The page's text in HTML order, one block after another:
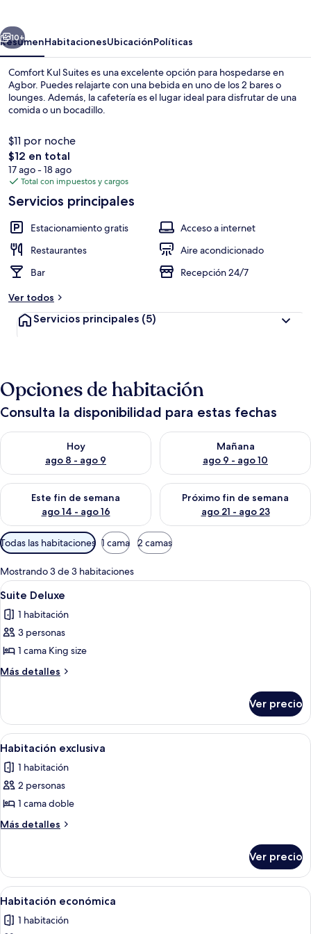
Siguiente
10+
ResumenHabitacionesUbicaciónPolíticas
Comfort Kul Suites es una excelente opción para hospedarse en
Agbor. Puedes relajarte con una bebida en uno de los 2 bares o
lounges. Además, la cafetería es el lugar ideal para disfrutar de una
comida o un bocadillo.
$11 por noche
El
precio
total
de
$12 en total
17 ago - 18 ago
Total con impuestos y cargos
Servicios principales
Estacionamiento gratis
Acceso a internet
Restaurantes
Aire acondicionado
Bar
Recepción 24/7
Ver todos
Servicios principales (5)
Opciones de habitación
Consulta la disponibilidad para estas fechas
Hoy
ago 8 - ago 9
Consulta la disponibilidad para hoy ago 8 - ago 9
Mañana
ago 9 - ago 10
Consulta la disponibilidad
Este fin de semana
ago 14 - ago 16
Consulta la disponibilidad para este fin de semana ago 14 -
Próximo fin de semana
ago 21 - ago 23
Consulta la disponibilidad
Filtros
disponibles
para
las
habitaciones
Todas las habitaciones 1 cama 2 camas
Mostrando 3 de 3 habitaciones
Abrir
todas
las
fotos
de
Suite
Una habitación de hotel con cama,
5
Suite Deluxe
1 habitación
3 personas
1 cama King size
Más detalles
Más
Deluxe
Ver precio
Abrir
todas
las
fotos
de
Habitación
Una habitación de hotel con una
4
Habitación exclusiva
1 habitación
2 personas
1 cama doble
Más detalles
Más
exclusiva
Ver precio
Abrir
todas
las
Una habitación de hotel con cama,
1
Habitación económica
1 habitación